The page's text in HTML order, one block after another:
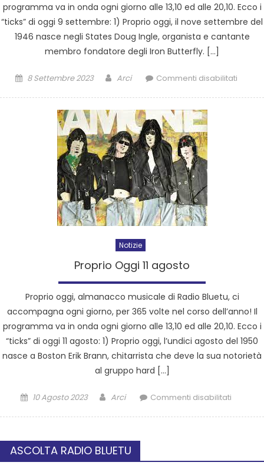
programma va in onda ogni giorno alle 13,10 ed alle 20,10. Ecco i
“ticks” di oggi 9 settembre: 1) Proprio oggi, il nove settembre del
1946 nasce negli States Doug Ingle, organista e cantante
membro fondatore degli Iron Butterfly. […]
8 Settembre 2023 Arci Commenti disabilitati
Notizie
Proprio Oggi 11 agosto
Proprio oggi, almanacco musicale di Radio Bluetu, ci
accompagna ogni giorno, per 365 volte nel corso dell’anno! Il
programma va in onda ogni giorno alle 13,10 ed alle 20,10. Ecco i
“ticks” di oggi 11 agosto: 1) Proprio oggi, l’undici agosto del 1950
nasce a Boston Erik Brann, chitarrista che deve la sua notorietà
al gruppo hard […]
10 Agosto 2023 Arci Commenti disabilitati
ASCOLTA RADIO BLUETU